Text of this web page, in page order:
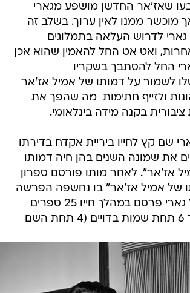
שאז'אר החדשן מושפע מגארי
מוכשר ממנו לאין ערוך. בשלב זה
גארי לדרוש העלאה בתמלוגים
ואט אט החל להאמין שהוא אכן
החל להסתבך בשקריו
לשמור על דמותו של אמיל אז'אר
ולזייף חתימות  מה שהפך את
בקנה מידה בינלאומי.
1980, גארי שם קץ לחייו ביריית אקדח בדירתו
את שמונה השנים בהן חיה דמותו
אז'אר". לאחר מותו פורסם ספרון
של אמיל אז'אר" בו נחשפה הפרשה
כולה. בסך הכל גארי פרסם במהלך חייו 25 ספרים
תחת שמו, ועוד 6 תחת שמות בדויים (4 תחת השם